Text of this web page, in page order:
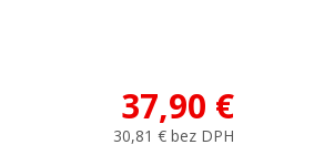
37,90 €
30,81 € bez DPH